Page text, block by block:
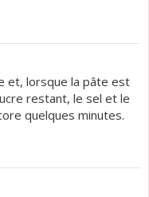
et, lorsque la pâte est
restant, le sel et le
quelques minutes.